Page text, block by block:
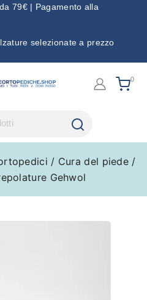
79€ | Pagamento alla
selezionate a prezzo
0
/ Cura del piede /
Gehwol